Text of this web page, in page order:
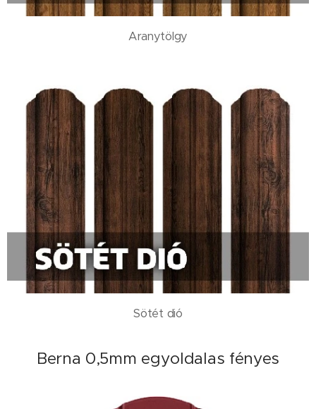
Aranytölgy
Sötét dió
Berna 0,5mm egyoldalas fényes